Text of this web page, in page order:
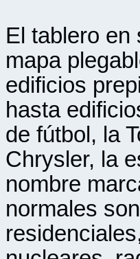
El tablero en
mapa
edificios
hasta
de fútbol, la
Chrysler, la
nombre
normales